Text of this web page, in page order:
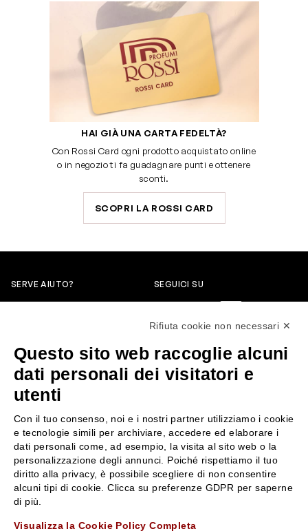
HAI GIÀ UNA CARTA FEDELTÀ?
Con Rossi Card ogni prodotto acquistato online
o in negozio ti fa guadagnare punti e ottenere
sconti.
SCOPRI LA ROSSI CARD
SERVE AIUTO?
servizioclienti@rossiprofumi.it
SEGUICI SU
SERVIZIO CLIENTI
Resi e rimborsi
Pagamenti
Spedizione
Condizioni generali di vendita
Privacy Policy
Chi siamo
Contattaci
Negozi
Attiva la Rossi Card
Rifiuta cookie non necessari ✕
Questo sito web raccoglie alcuni
dati personali dei visitatori e
utenti
Con il tuo consenso, noi e i nostri partner utilizziamo i cookie
e tecnologie simili per archiviare, accedere ed elaborare i
dati personali come, ad esempio, la visita al sito web o la
personalizzazione degli annunci. Poiché rispettiamo il tuo
diritto alla privacy, è possibile scegliere di non consentire
alcuni tipi di cookie. Clicca su preferenze GDPR per saperne
di più.
Visualizza la Cookie Policy Completa